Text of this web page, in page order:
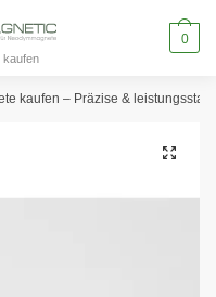
kaufen
0
kaufen – Präzise &
🔍